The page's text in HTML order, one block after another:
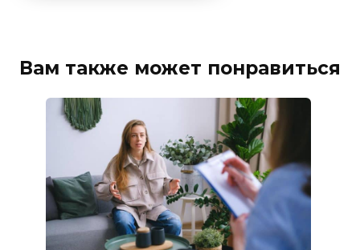
Вам также может понравиться